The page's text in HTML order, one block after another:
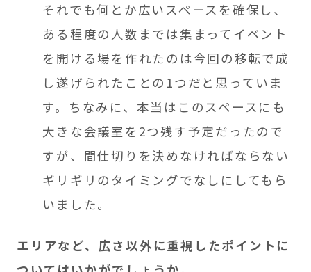
それでも何とか広いスペースを確保し、
ある程度の人数までは集まってイベント
を開ける場を作れたのは今回の移転で成
し遂げられたことの1つだと思っていま
す。ちなみに、本当はこのスペースにも
大きな会議室を2つ残す予定だったので
すが、間仕切りを決めなければならない
ギリギリのタイミングでなしにしてもら
いました。
エリアなど、広さ以外に重視したポイントに